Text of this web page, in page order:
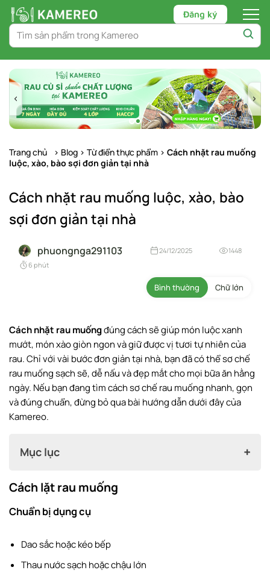
Chuyển
tới
nội
dung
Đăng ký
Trang chủ > Blog > Từ điển thực phẩm > Cách nhặt rau muống
luộc, xào, bào sợi đơn giản tại nhà
Cách nhặt rau muống luộc, xào, bào
sợi đơn giản tại nhà
phuongnga291103 24/12/2025
1448
6 phút
Bình thường Chữ lớn
Cách nhặt rau muốngđúng cách sẽ giúp món luộc xanh
mướt, món xào giòn ngon và giữ được vị tươi tự nhiên của
rau. Chỉ với vài bước đơn giản tại nhà, bạn đã có thể sơ chế
rau muống sạch sẽ, dễ nấu và đẹp mắt cho mọi bữa ăn hằng
ngày. Nếu bạn đang tìm cách sơ chế rau muống nhanh, gọn
và đúng chuẩn, đừng bỏ qua bài hướng dẫn dưới đây của
Kamereo.
Mục lục
Cách lặt rau muống
Nhặt cuống rau
Nhặt ngọn rau và phần rau tươi
Cách lặt rau muống
Chuẩn bị dụng cụ
Dao sắc hoặc kéo bếp
Thau nước sạch hoặc chậu lớn